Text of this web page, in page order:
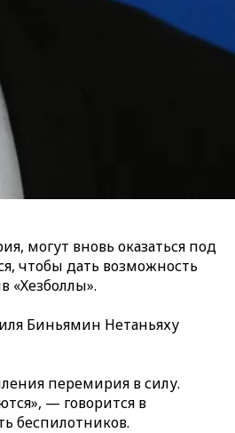
могут вновь оказаться под
чтобы дать возможность
«Хезболлы».
Биньямин Нетаньяху
перемирия в силу.
— говорится в
беспилотников.